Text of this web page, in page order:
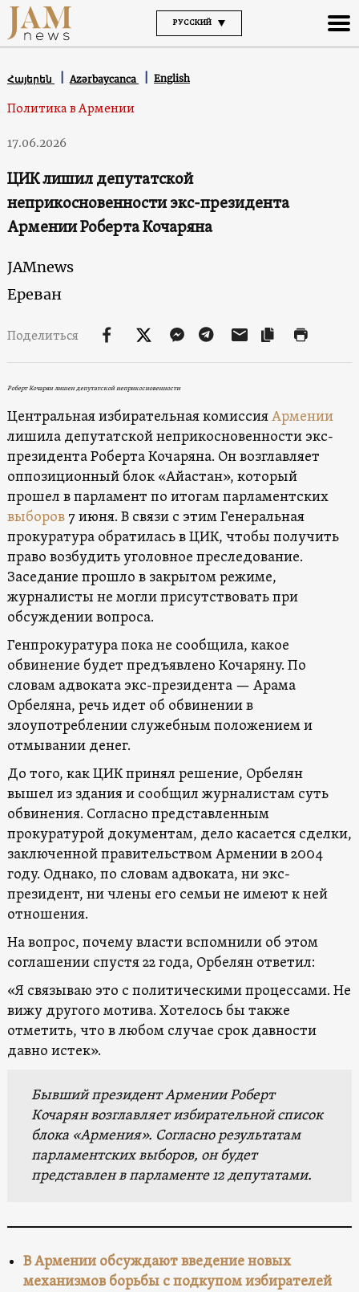
РУССКИЙ
Հայերեն Azərbaycanca English
Политика в Армении
17.06.2026
ЦИК лишил депутатской
неприкосновенности экс-президента
Армении Роберта Кочаряна
JAMnews
Ереван
Поделиться
Роберт Кочарян лишен депутатской неприкосновенности
Центральная избирательная комиссияАрмении
лишила депутатской неприкосновенности экс-
президента Роберта Кочаряна. Он возглавляет
оппозиционный блок «Айастан», который
прошел в парламент по итогам парламентских
выборов 7 июня. В связи с этим Генеральная
прокуратура обратилась в ЦИК, чтобы получить
право возбудить уголовное преследование.
Заседание прошло в закрытом режиме,
журналисты не могли присутствовать при
обсуждении вопроса.
Генпрокуратура пока не сообщила, какое
обвинение будет предъявлено Кочаряну. По
словам адвоката экс-президента — Арама
Орбеляна, речь идет об обвинении в
злоупотреблении служебным положением и
отмывании денег.
До того, как ЦИК принял решение, Орбелян
вышел из здания и сообщил журналистам суть
обвинения. Согласно представленным
прокуратурой документам, дело касается сделки,
заключенной правительством Армении в 2004
году. Однако, по словам адвоката, ни экс-
президент, ни члены его семьи не имеют к ней
отношения.
На вопрос, почему власти вспомнили об этом
соглашении спустя 22 года, Орбелян ответил:
«Я связываю это с политическими процессами. Не
вижу другого мотива. Хотелось бы также
отметить, что в любом случае срок давности
давно истек».
Бывший президент Армении Роберт
Кочарян возглавляет избирательной список
блока «Армения». Согласно результатам
парламентских выборов, он будет
представлен в парламенте 12 депутатами.
В Армении обсуждают введение новых
механизмов борьбы с подкупом избирателей